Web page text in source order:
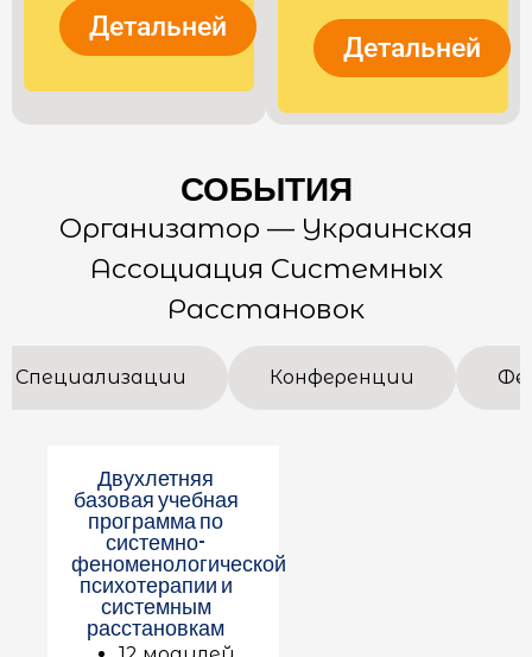
Детальней
Детальней
СОБЫТИЯ
Организатор — Украинская
Ассоциация Системных
Расстановок
Специализации Конференции
Двухлетняя
базовая учебная
программа по
системно-
феноменологической
психотерапии и
системным
расстановкам